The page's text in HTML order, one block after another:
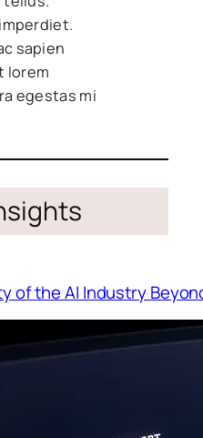
sapien
lorem
egestas mi
of the AI Industry